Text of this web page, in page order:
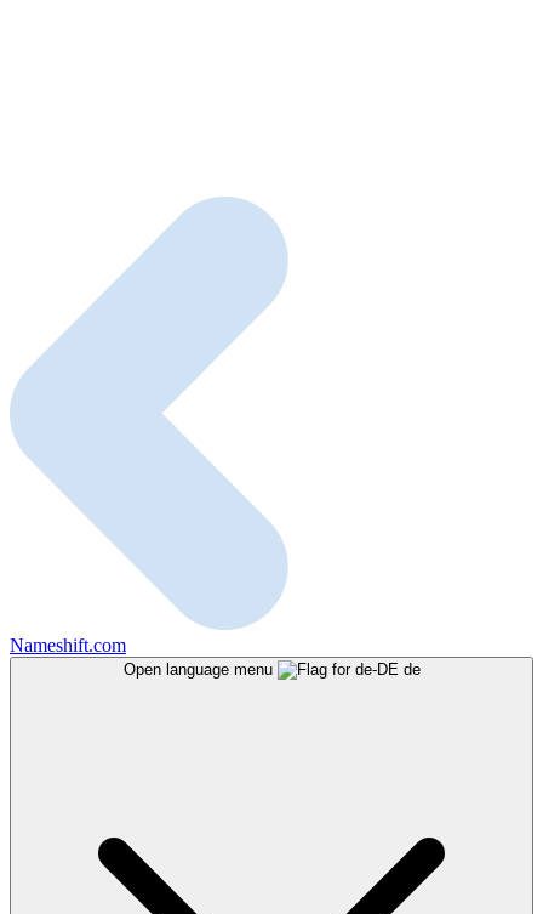
Nameshift.com
Open language menu de